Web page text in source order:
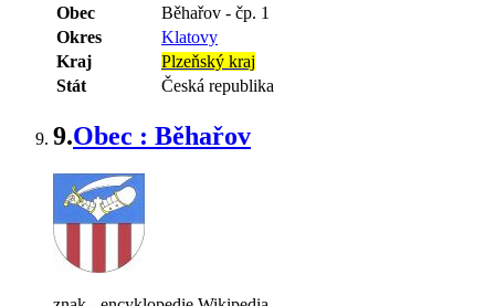
Obec
Běhařov - čp. 1
Okres
Klatovy
Kraj
Plzeňský kraj
Stát
Česká republika
9.Obec : Běhařov